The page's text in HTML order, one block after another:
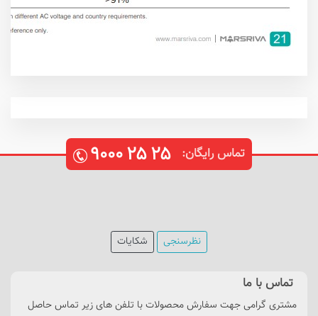
تماس رایگان: ۹۰۰۰۲۵۲۵
نظرسنجی شکایات
تماس با ما
مشتری گرامی جهت سفارش محصولات با تلفن های زیر تماس حاصل